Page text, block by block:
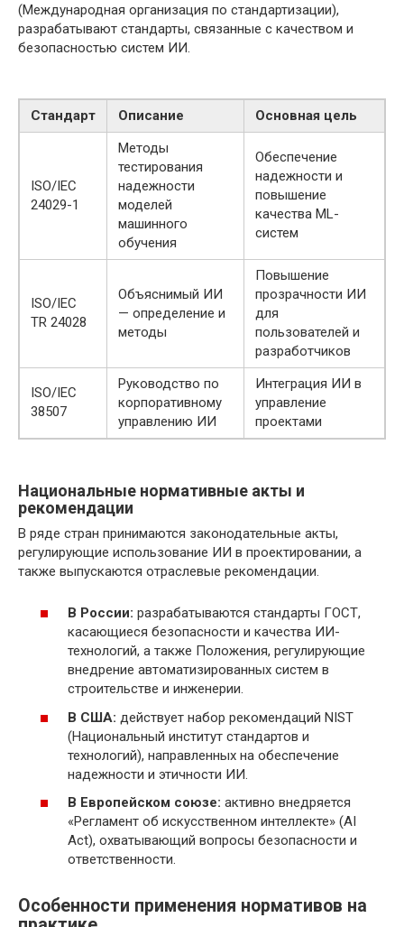
(Международная организация по стандартизации),
разрабатывают стандарты, связанные с качеством и
безопасностью систем ИИ.
Стандарт Описание Основная цель
ISO/IEC
24029-1
Методы
тестирования
надежности
моделей
машинного
обучения
Обеспечение
надежности и
повышение
качества ML-
систем
ISO/IEC
TR 24028
Объяснимый ИИ
— определение и
методы
Повышение
прозрачности ИИ
для
пользователей и
разработчиков
ISO/IEC
38507
Руководство по
корпоративному
управлению ИИ
Интеграция ИИ в
управление
проектами
Национальные нормативные акты и
рекомендации
В ряде стран принимаются законодательные акты,
регулирующие использование ИИ в проектировании, а
также выпускаются отраслевые рекомендации.
В России: разрабатываются стандарты ГОСТ,
касающиеся безопасности и качества ИИ-
технологий, а также Положения, регулирующие
внедрение автоматизированных систем в
строительстве и инженерии.
В США: действует набор рекомендаций NIST
(Национальный институт стандартов и
технологий), направленных на обеспечение
надежности и этичности ИИ.
В Европейском союзе: активно внедряется
«Регламент об искусственном интеллекте» (AI
Act), охватывающий вопросы безопасности и
ответственности.
Особенности применения нормативов на